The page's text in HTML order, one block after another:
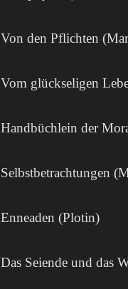
Von den Pflichten
Vom glückseligen
Handbüchlein der
Selbstbetrachtungen
Enneaden (Plotin)
Das Seiende und das